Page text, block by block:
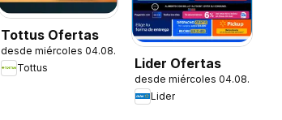
Tottus Ofertas
desde miércoles 04.08.2026
Tottus
Lider Ofertas
desde miércoles 04.08.2026
Lider